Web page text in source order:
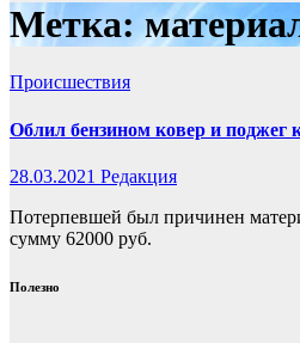
Метка:
Происшествия
Облил бензином ковер и поджег
28.03.2021 Редакция
Потерпевшей был причинен
сумму 62000 руб.
Полезно